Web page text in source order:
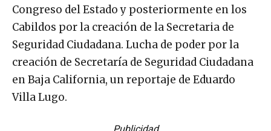
Congreso del Estado y posteriormente en los
Cabildos por la creación de la Secretaria de
Seguridad Ciudadana. Lucha de poder por la
creación de Secretaría de Seguridad Ciudadana
en Baja California, un reportaje de Eduardo
Villa Lugo.